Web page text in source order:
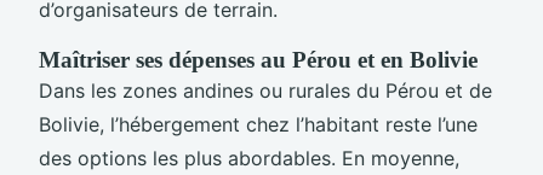
d’organisateurs de terrain.
Maîtriser ses dépenses au Pérou et en Bolivie
Dans les zones andines ou rurales du Pérou et de
Bolivie, l’hébergement chez l’habitant reste l’une
des options les plus abordables. En moyenne,